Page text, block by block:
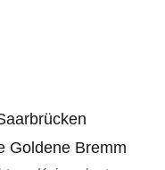
Goldene Bremm